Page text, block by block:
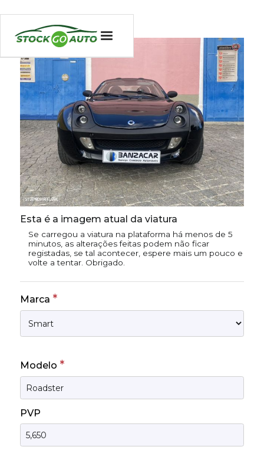
Esta é a imagem atual da viatura
Se carregou a viatura na plataforma há menos de 5
minutos, as alterações feitas podem não ficar
registadas, se tal acontecer, espere mais um pouco e
volte a tentar. Obrigado.
Marca *
Modelo *
PVP